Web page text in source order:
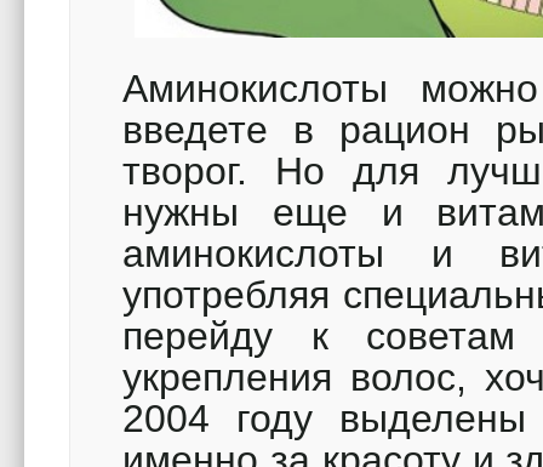
Аминокислоты
введете в рацион
творог. Но для
нужны еще и
аминокислоты и
употребляя
перейду к
укрепления волос,
2004 году выделены